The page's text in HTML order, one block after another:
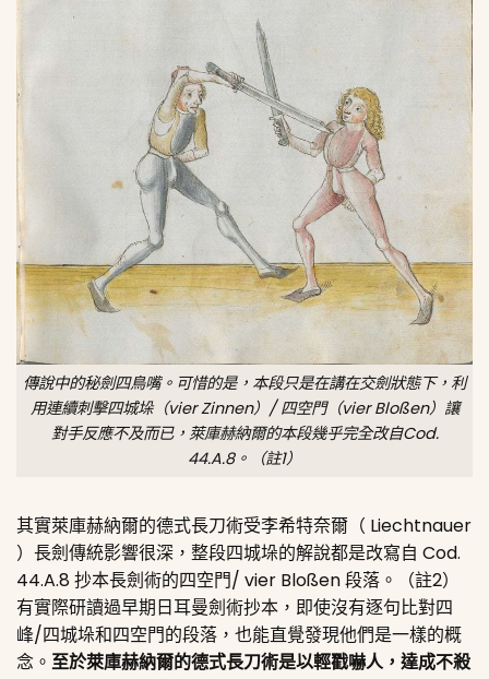
傳說中的秘劍四鳥嘴。可惜的是，本段只是在講在交劍狀態下，利
用連續刺擊四城垛（vier Zinnen）/ 四空門（vier Bloßen）讓
對手反應不及而已，萊庫赫納爾的本段幾乎完全改自Cod.
44.A.8。（註1）
其實萊庫赫納爾的德式長刀術受李希特奈爾（ Liechtnauer
）長劍傳統影響很深，整段四城垛的解說都是改寫自 Cod.
44.A.8 抄本長劍術的四空門/ vier Bloßen 段落。（註2）
有實際研讀過早期日耳曼劍術抄本，即使沒有逐句比對四
峰/四城垛和四空門的段落，也能直覺發現他們是一樣的概
念。 至於萊庫赫納爾的德式長刀術是以輕戳嚇人，達成不殺